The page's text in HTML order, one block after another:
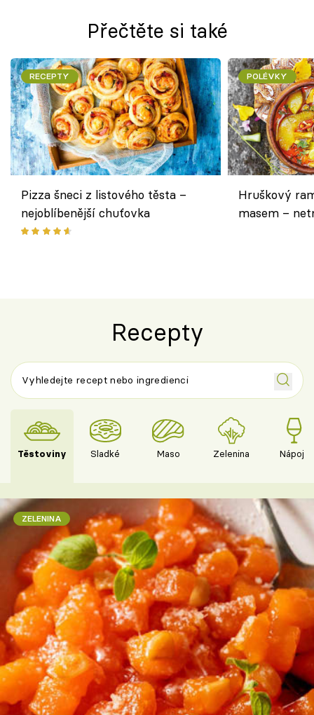
Přečtěte si také
RECEPTY
Pizza šneci z listového těsta –
nejoblíbenější chuťovka
POLÉVKY
Hruškový
masem –
Recepty
Těstoviny Sladké Maso Zelenina Nápoje
ZELENINA